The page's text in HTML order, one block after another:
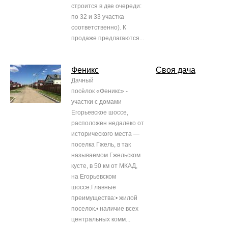
строится в две очереди:
по 32 и 33 участка
соответственно). К
продаже предлагаются...
Феникс
Дачный
посёлок «Феникс» -
участки с домами
Егорьевское шоссе,
расположен недалеко от
исторического места —
поселка Гжель, в так
называемом Гжельском
кусте, в 50 км от МКАД,
на Егорьевском
шоссе.Главные
преимущества:• жилой
поселок.• наличие всех
центральных комм...
Своя дача